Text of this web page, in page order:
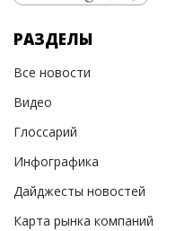
РАЗДЕЛЫ
Все новости
Видео
Глоссарий
Инфографика
Дайджесты новостей
Карта рынка компаний